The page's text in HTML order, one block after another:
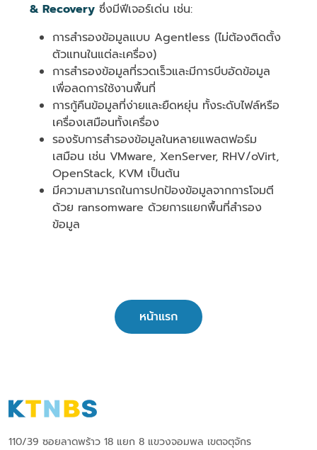
& Recovery ซึ่งมีฟีเจอร์เด่น เช่น:
การสำรองข้อมูลแบบ Agentless (ไม่ต้องติดตั้ง
ตัวแทนในแต่ละเครื่อง)
การสำรองข้อมูลที่รวดเร็วและมีการบีบอัดข้อมูล
เพื่อลดการใช้งานพื้นที่
การกู้คืนข้อมูลที่ง่ายและยืดหยุ่น ทั้งระดับไฟล์หรือ
เครื่องเสมือนทั้งเครื่อง
รองรับการสำรองข้อมูลในหลายแพลตฟอร์ม
เสมือน เช่น VMware, XenServer, RHV/oVirt,
OpenStack, KVM เป็นต้น
มีความสามารถในการปกป้องข้อมูลจากการโจมตี
ด้วย ransomware ด้วยการแยกพื้นที่สำรอง
ข้อมูล
หน้าแรก
110/39 ซอยลาดพร้าว 18 แยก 8 แขวงจอมพล เขตจตุจักร